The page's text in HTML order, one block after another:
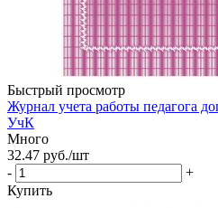
Быстрый просмотр
Журнал учета работы педагога
УчК
Много
32.47 руб./шт
-
+
Купить